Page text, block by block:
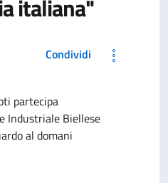
italiana"
Condividi
partecipa
Industriale Biellese
al domani